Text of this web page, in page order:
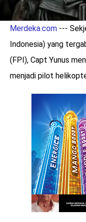
Merdeka.com ---
Indonesia) yang
(FPI), Capt Yunus
menjadi pilot